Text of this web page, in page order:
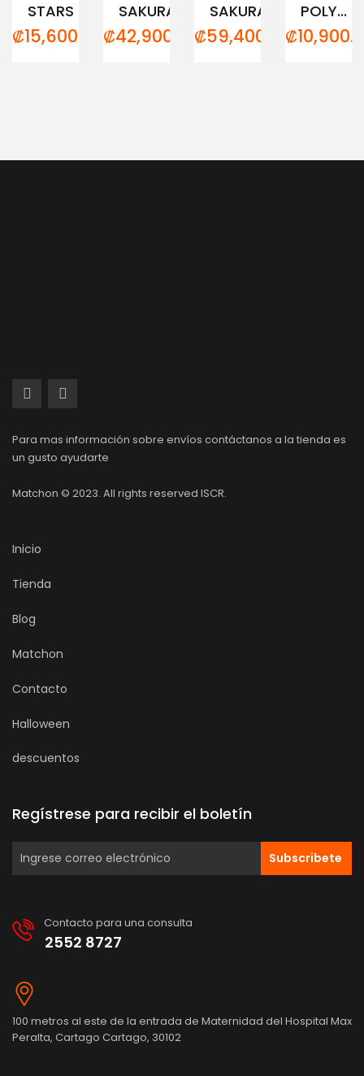
STARS
₡15,600.00
SAKURA...
₡42,900.00
SAKURA...
₡59,400.00
POLY...
₡
Para mas información sobre envíos contáctanos a la tienda es
un gusto ayudarte
Matchon © 2023. All rights reserved ISCR.
Inicio
Tienda
Blog
Matchon
Contacto
Halloween
descuentos
Regístrese para recibir el boletín
Subscribete
Contacto para una consulta
2552 8727
100 metros al este de la entrada de Maternidad del Hospital Max
Peralta, Cartago Cartago, 30102